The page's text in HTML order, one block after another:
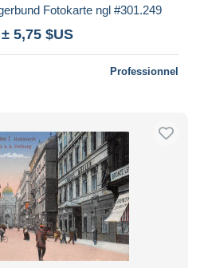
Fotokarte ngl #301.249
± 5,75 $US
Professionnel